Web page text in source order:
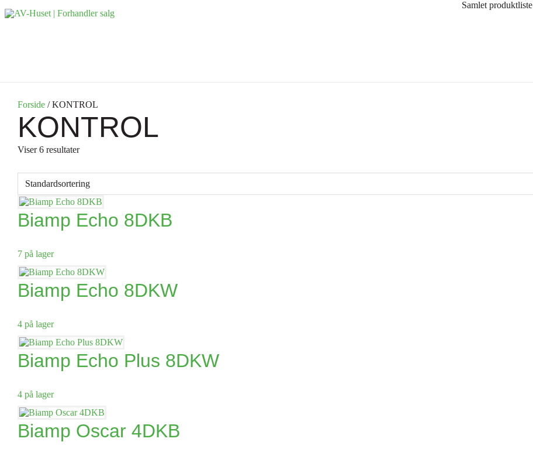
Samlet produktliste
Forside / KONTROL
KONTROL
Viser 6 resultater
Biamp Echo 8DKB
7 på lager
Biamp Echo 8DKW
4 på lager
Biamp Echo Plus 8DKW
4 på lager
Biamp Oscar 4DKB